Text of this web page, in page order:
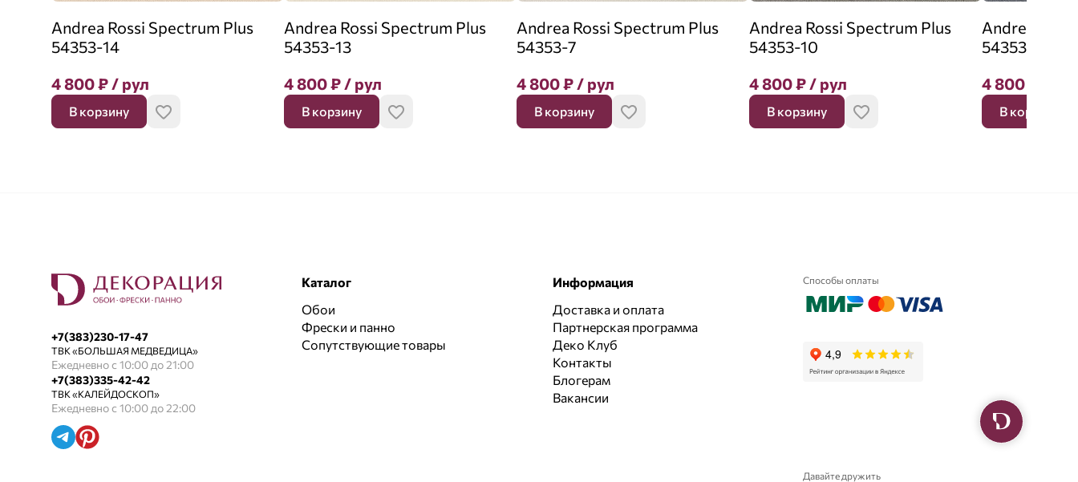
Andrea Rossi Spectrum Plus
54353-14
4 800₽/ рул
В корзину
Andrea Rossi Spectrum Plus
54353-13
4 800₽/ рул
В корзину
Andrea Rossi Spectrum Plus
54353-7
4 800₽/ рул
В корзину
Andrea Rossi Spectrum Plus
54353-10
4 800₽/ рул
В корзину
Andrea
54353-26
4 800
В корзину
+7(383)230-17-47
ТВК «БОЛЬШАЯ МЕДВЕДИЦА»
Ежедневно с 10:00 до 21:00
+7(383)335-42-42
ТВК «КАЛЕЙДОСКОП»
Ежедневно с 10:00 до 22:00
Каталог
Обои
Фрески и панно
Сопутствующие товары
Информация
Доставка и оплата
Партнерская программа
Деко Клуб
Контакты
Блогерам
Вакансии
Способы оплаты
Давайте дружить